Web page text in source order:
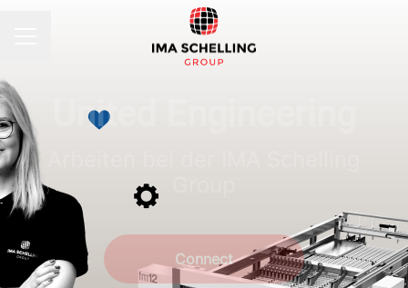
United Engineering
Connect